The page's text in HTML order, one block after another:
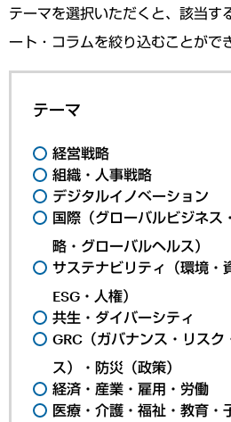
テーマを選択いただくと、該当す
ート・コラムを絞り込むことがで
テーマ
経営戦略
組織・人事戦略
デジタルイノベーション
国際（グローバルビジネス
略・グローバルヘルス）
サステナビリティ（環境・
ESG・人権）
共生・ダイバーシティ
GRC（ガバナンス・リスク
ス）・防災（政策）
経済・産業・雇用・労働
医療・介護・福祉・教育・